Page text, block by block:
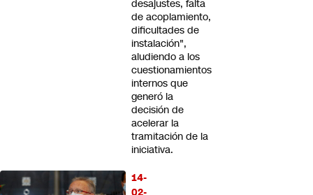
desajustes, falta
de acoplamiento,
dificultades de
instalación",
aludiendo a los
cuestionamientos
internos que
generó la
decisión de
acelerar la
tramitación de la
iniciativa.
14-
02-